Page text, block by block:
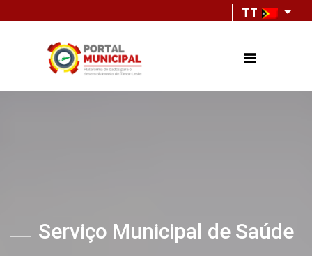
TT
Serviço Municipal de Saúde